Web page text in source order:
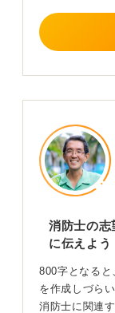
ロセスと今後
出発点の思い
き、最後に目
に自分で動い
で、志が育っ
手に響きますよ
消防士の志
に伝えよう
800字となると
を作成しづら
消防士に関連